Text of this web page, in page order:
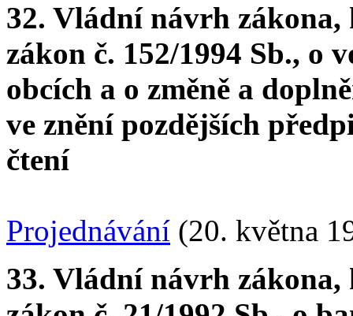
32. Vládní návrh
zákon č. 152/1994 Sb., o
obcích a o změně a
ve znění pozdějších
čtení
Projednávání (20. května
33. Vládní návrh